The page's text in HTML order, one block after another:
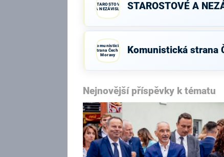
STAROSTOVÉ
A NEZÁVISLÍ
STAROSTOVÉ A
Komunistická
strana Čech a
Moravy
Komunistická strana
Nejnovější příspěvky k tématu